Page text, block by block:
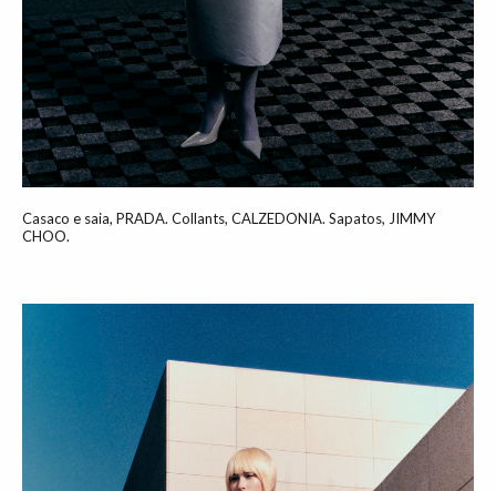
Casaco e saia, PRADA. Collants, CALZEDONIA. Sapatos, JIMMY
CHOO.